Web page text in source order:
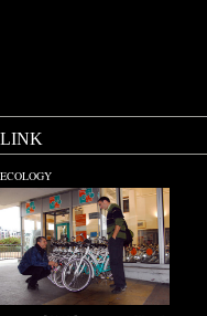
LINK
ECOLOGY